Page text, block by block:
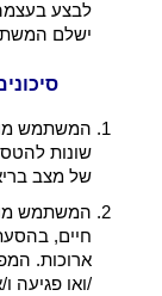
לבצע
ישלם
המשתמש
שונות
של מצב
המשתמש
חיים,
ארוכות.
/ואו פגיעה